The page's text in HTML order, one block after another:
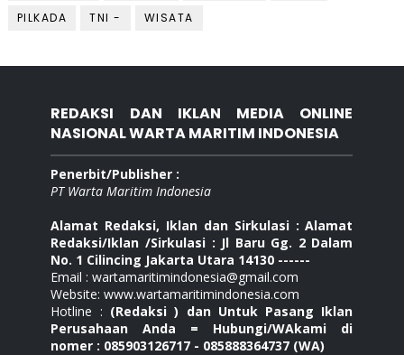
PILKADA
TNI - WISATA
REDAKSI DAN IKLAN MEDIA ONLINE
NASIONAL WARTA MARITIM INDONESIA
Penerbit/Publisher :
PT Warta Maritim Indonesia
Alamat Redaksi, Iklan dan Sirkulasi : Alamat
Redaksi/Iklan /Sirkulasi : Jl Baru Gg. 2 Dalam
No. 1 Cilincing Jakarta Utara 14130 ------
Email : wartamaritimindonesia@gmail.com
Website: www.wartamaritimindonesia.com
Hotline : (Redaksi ) dan Untuk Pasang Iklan
Perusahaan Anda = Hubungi/WAkami di
nomer : 085903126717 - 085888364737 (WA)